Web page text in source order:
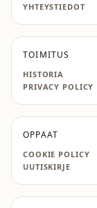
YHTEYSTIEDOT
TOIMITUS
HISTORIA
PRIVACY POLICY
OPPAAT
COOKIE POLICY
UUTISKIRJE